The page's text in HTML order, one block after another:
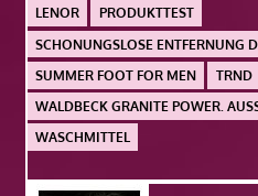
LENOR
PRODUKTTEST
SCHONUNGSLOSE ENTFERNUNG
SUMMER FOOT FOR MEN
TRND
WALDBECK GRANITE POWER.
WASCHMITTEL